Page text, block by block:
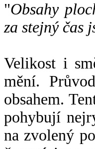
"Obsahy
za stejný čas
Velikost i
mění.
obsahem.
pohybují
na zvolený